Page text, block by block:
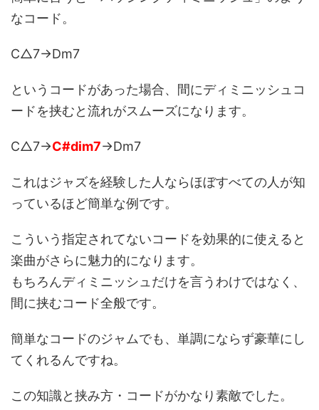
なコード。
C△7→Dm7
というコードがあった場合、間にディミニッシュコ
ードを挟むと流れがスムーズになります。
C△7→C#dim7→Dm7
これはジャズを経験した人ならほぼすべての人が知
っているほど簡単な例です。
こういう指定されてないコードを効果的に使えると
楽曲がさらに魅力的になります。
もちろんディミニッシュだけを言うわけではなく、
間に挟むコード全般です。
簡単なコードのジャムでも、単調にならず豪華にし
てくれるんですね。
この知識と挟み方・コードがかなり素敵でした。